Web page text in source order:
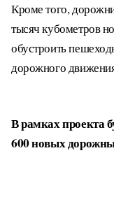
Кроме того,
тысяч кубометров
обустроить
дорожного
В рамках проекта
600 новых